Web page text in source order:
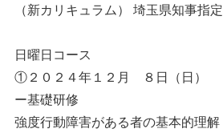
（新カリキュラム） 埼玉県知事指定
日曜日コース
①２０２４年１２月 ８日（日）
ー基礎研修
強度行動障害がある者の基本的理解